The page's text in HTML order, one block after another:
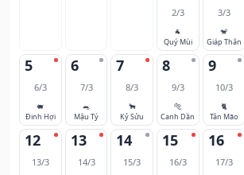
2/3
🐐
Quý Mùi
3/3
🐒
Giáp Thân
5
6/3
🐖
Đinh Hợi
6
7/3
🐀
Mậu Tý
7
8/3
🐂
Kỷ Sửu
8
9/3
🐅
Canh Dần
9
10/3
🐈
Tân Mão
12
13/3
13
14/3
14
15/3
15
16/3
16
17/3